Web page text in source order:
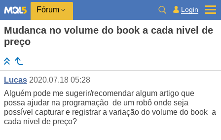
Fórum Login
Mudanca no volume do book a cada nivel de
preço
Lucas 2020.07.18 05:28
Alguém pode me sugerir/recomendar algum artigo que
possa ajudar na programação de um robô onde seja
possível capturar e registrar a variação do volume do book a
cada nível de preço?